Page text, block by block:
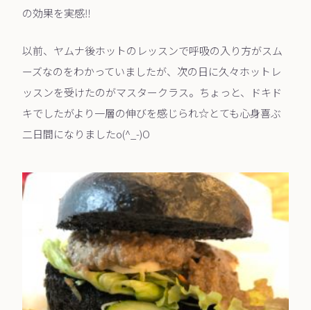
の効果を実感‼︎
以前、ヤムナ後ホットのレッスンで呼吸の入り方がスム
ーズなのをわかっていましたが、次の日に久々ホットレ
ッスンを受けたのがマスタークラス。ちょっと、ドキド
キでしたがより一層の伸びを感じられ☆とても心身喜ぶ
二日間になりましたo(^_-)O